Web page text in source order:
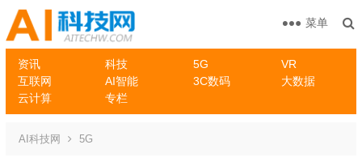
资讯 科技 5G
VR
互联网
AI智能 3C数码
大数据
云计算
专栏
菜单
AI科技网 5G